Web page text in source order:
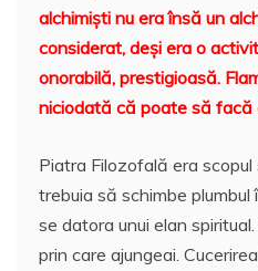
alchimişti nu era însă un
considerat, deşi era o
onorabilă, prestigioasă.
niciodată că poate să facă
Piatra Filozofală era scopul
trebuia să schimbe
se datora unui elan
prin care ajungeai.